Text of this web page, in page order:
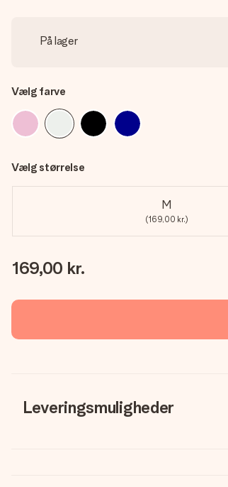
På lager
Vælg farve
Vælg størrelse
M
(169,00 kr.)
169,00 kr.
Leveringsmuligheder